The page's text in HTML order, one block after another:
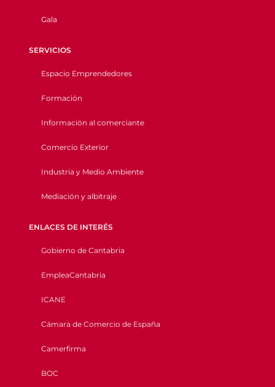
Gala
SERVICIOS
Espacio Emprendedores
Formación
Información al comerciante
Comercio Exterior
Industria y Medio Ambiente
Mediación y albitraje
ENLACES DE INTERÉS
Gobierno de Cantabria
EmpleaCantabria
ICANE
Cámara de Comercio de España
Camerfirma
BOC